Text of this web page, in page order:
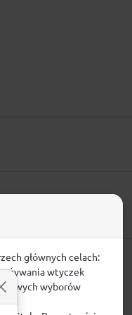
głównych celach:
używania wtyczek
wyborów